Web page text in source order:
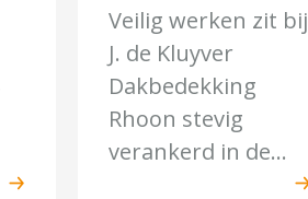
Veilig werken zit bij
J. de Kluyver
Dakbedekking
Rhoon stevig
verankerd in de...